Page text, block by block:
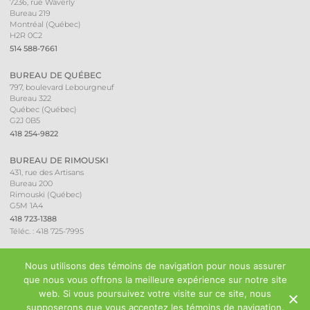
7236, rue Waverly
Bureau 219
Montréal (Québec)
H2R 0C2
514 588-7661
BUREAU DE QUÉBEC
797, boulevard Lebourgneuf
Bureau 322
Québec (Québec)
G2J 0B5
418 254-9822
BUREAU DE RIMOUSKI
431, rue des Artisans
Bureau 200
Rimouski (Québec)
G5M 1A4
418 723-1388
Téléc. : 418 725-7995
CARRIÈRES
Nous utilisons des témoins de navigation pour nous assurer
que nous vous offrons la meilleure expérience sur notre site
web. Si vous poursuivez votre visite sur ce site, nous
supposerons que vous acceptez les témoins de navigation.